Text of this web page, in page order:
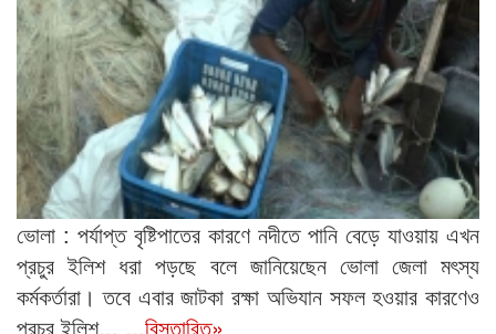
ভোলা : পর্যাপ্ত বৃষ্টিপাতের কারণে নদীতে পানি বেড়ে যাওয়ায় এখন
প্রচুর ইলিশ ধরা পড়ছে বলে জানিয়েছেন ভোলা জেলা মৎস্য
কর্মকর্তারা। তবে এবার জাটকা রক্ষা অভিযান সফল হওয়ার কারণেও
প্রচুর ইলিশ... ...বিস্তারিত»